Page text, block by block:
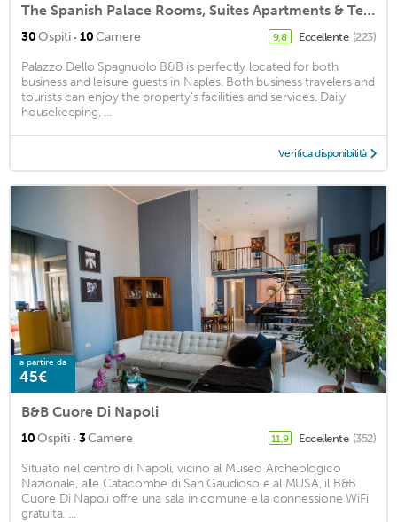
The Spanish Palace Rooms, Suites Apartments & Terraces
30Ospiti · 10Camere 9,8 Eccellente (223)
Palazzo Dello Spagnuolo B&B is perfectly located for both
business and leisure guests in Naples. Both business travelers and
tourists can enjoy the property's facilities and services. Daily
housekeeping, ...
Verifica disponibilità
a partire da
45€
B&B Cuore Di Napoli
10Ospiti · 3Camere 11,9 Eccellente (352)
Situato nel centro di Napoli, vicino al Museo Archeologico
Nazionale, alle Catacombe di San Gaudioso e al MUSA, il B&B
Cuore Di Napoli offre una sala in comune e la connessione WiFi
gratuita. ...